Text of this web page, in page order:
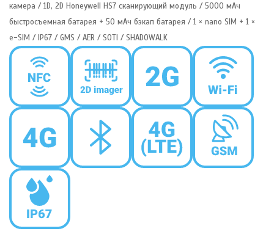
камера / 1D, 2D Honeywell HS7 сканирующий модуль / 5000 мАч
быстросъемная батарея + 50 мАч бэкап батарея / 1 × nano SIM + 1 ×
e-SIM / IP67 / GMS / AER / SOTI / SHADOWALK